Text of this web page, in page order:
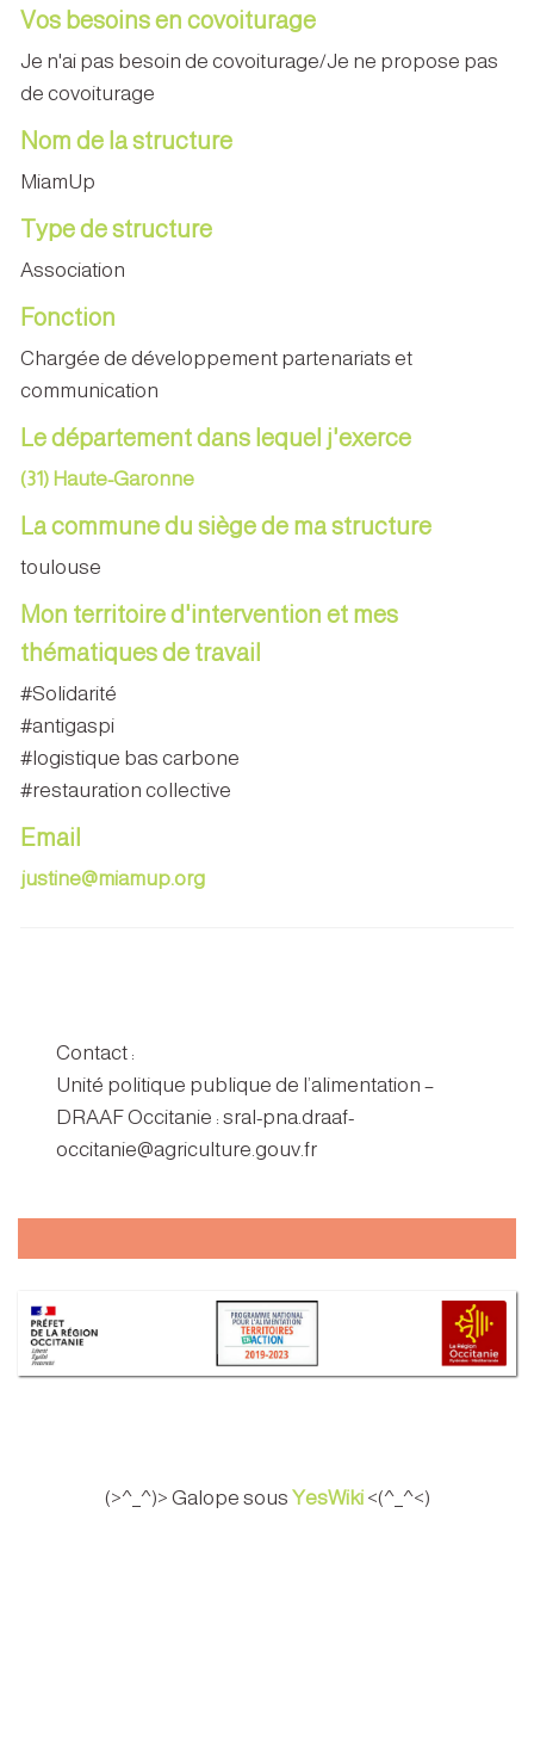
Vos besoins en covoiturage
Je n'ai pas besoin de covoiturage/Je ne propose pas
de covoiturage
Nom de la structure
MiamUp
Type de structure
Association
Fonction
Chargée de développement partenariats et
communication
Le département dans lequel j'exerce
(31) Haute-Garonne
La commune du siège de ma structure
toulouse
Mon territoire d'intervention et mes
thématiques de travail
#Solidarité
#antigaspi
#logistique bas carbone
#restauration collective
Email
justine@miamup.org
Contact :
Unité politique publique de l’alimentation –
DRAAF Occitanie : sral-pna.draaf-
occitanie@agriculture.gouv.fr
(>^_^)> Galope sous YesWiki<(^_^<)